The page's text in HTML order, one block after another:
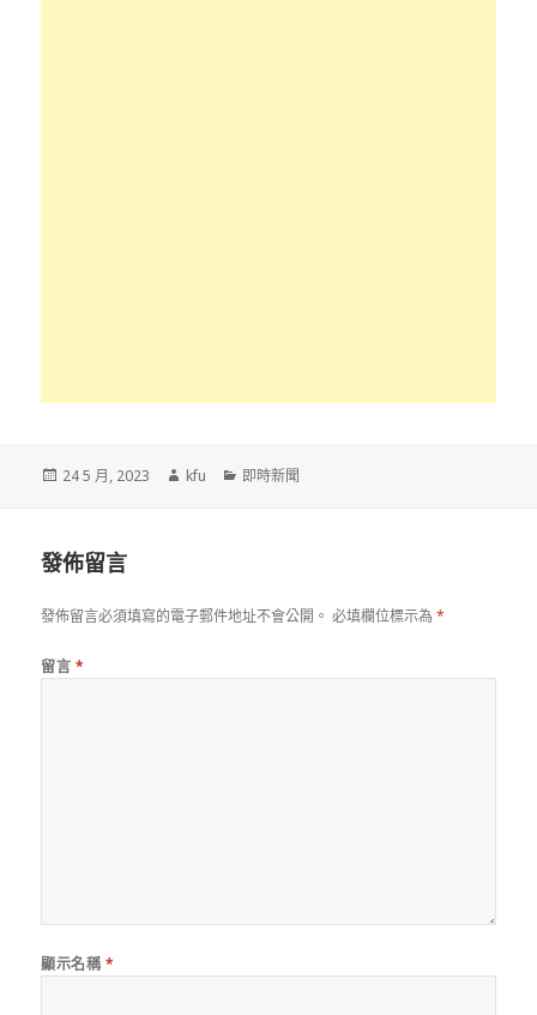
發
24 5 月, 2023
作
kfu
分
即時新聞
發佈留言
發佈留言必須填寫的電子郵件地址不會公開。 必填欄位標示為*
留言 *
顯示名稱 *